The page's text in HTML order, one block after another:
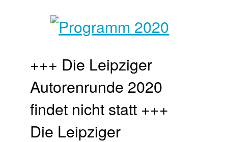
+++ Die Leipziger
Autorenrunde 2020
findet nicht statt +++
Die Leipziger